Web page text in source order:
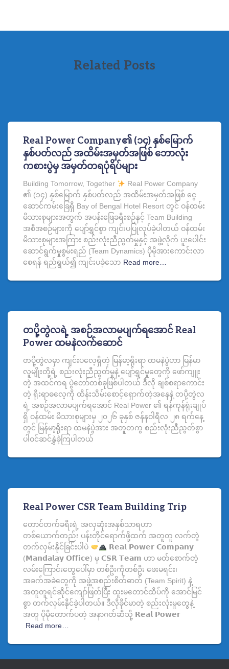
Related Posts
Real Power Company၏ (၁၄) နှစ်မြောက်
နှစ်ပတ်လည် အထိမ်းအမှတ်အဖြစ် ဘောလုံး
ကစားပွဲမှ အမှတ်တရပုံရိပ်များ
Building Tomorrow, Together
Real Power Company
၏ (၁၄) နှစ်မြောက် နှစ်ပတ်လည် အထိမ်းအမှတ်အဖြစ် ငွေ
ဆောင်ကမ်းခြေရှိ Bay of Bengal Hotel Resort တွင် ဝန်ထမ်း
မိသားစုများအတွက် အပန်းဖြေခရီးစဉ်နှင့် Team Building
အစီအစဉ်များကို ပျော်ရွှင်စွာ ကျင်းပပြုလုပ်ခဲ့ပါတယ် ဝန်ထမ်း
မိသားစုများအကြား စည်းလုံးညီညွတ်မှုနှင့် အဖွဲ့လိုက် ပူးပေါင်း
ဆောင်ရွက်မှုစွမ်းရည် (Team Dynamics) ပိုမိုအားကောင်းလာ
စေရန် ရည်ရွယ်၍ ကျင်းပခဲ့သော Read more…
တပို့တွဲလရဲ့ အစဉ်အလာမပျက်ရအောင် Real
Power ထမနဲလက်ဆောင်
တပို့တွဲလမှာ ကျင်းပလေ့ရှိတဲ့ မြန်မာ့ရိုးရာ ထမနဲပွဲဟာ မြန်မာ
လူမျိုးတို့ရဲ့ စည်းလုံးညီညွတ်မှုနဲ့ ပျော်ရွှင်မှုတွေကို ဖော်ကျူး
တဲ့ အထင်ကရ ပွဲ‌တော်တစ်ခုဖြစ်ပါတယ် ဒီလို ချစ်စရာကောင်း
တဲ့ ရိုးရာဓလေ့ကို ထိန်းသိမ်းစောင့်ရှောက်တဲ့အနေနဲ့ တပို့တွဲလ
ရဲ့ အစဉ်အလာမပျက်ရအောင် Real Power ၏ ရန်ကုန်ရုံးချုပ်
ရှိ ဝန်ထမ်း မိသားစုများမှ ၂၀၂၆ ခုနှစ် ဇန်နဝါရီလ ၂၈ ရက်နေ့
တွင် မြန်မာ့ရိုးရာ ထမနဲပွဲအား အတူတကွ စည်းလုံးညီညွတ်စွာ
ပါဝင်ဆင်နွှဲခဲ့ကြပါတယ်
Real Power CSR Team Building Trip
တောင်တက်ခရီးရဲ့ အလှဆုံးအနှစ်သာရဟာ
တစ်ယောက်တည်း ပန်းတိုင်ရောက်ဖို့ထက် အတူတူ လက်တွဲ
တက်လှမ်းနိုင်ခြင်းပါပဲ
𝗥𝗲𝗮𝗹 𝗣𝗼𝘄𝗲𝗿 𝗖𝗼𝗺𝗽𝗮𝗻𝘆
(𝗠𝗮𝗻𝗱𝗮𝗹𝗮𝘆 𝗢𝗳𝗳𝗶𝗰𝗲) မှ 𝗖𝗦𝗥 𝗧𝗲𝗮𝗺 ဟာ မတ်စောက်တဲ့
လမ်းကြောင်းတွေပေါ်မှာ တစ်ဦးကိုတစ်ဦး ဖေးမရင်း၊
အခက်အခဲတွေကို အဖွဲ့အစည်းစိတ်ဓာတ် (Team Spirit) နဲ့
အတူတူရင်ဆိုင်ကျော်ဖြတ်ပြီး ထူးမတောင်ထိပ်ကို အောင်မြင်
စွာ တက်လှမ်းနိုင်ခဲ့ပါတယ်။ ဒီလိုခိုင်မာတဲ့ စည်းလုံးမှုတွေနဲ့
အတူ ပိုမိုတောက်ပတဲ့ အနာဂတ်ဆီသို့ 𝗥𝗲𝗮𝗹 𝗣𝗼𝘄𝗲𝗿
Read more…